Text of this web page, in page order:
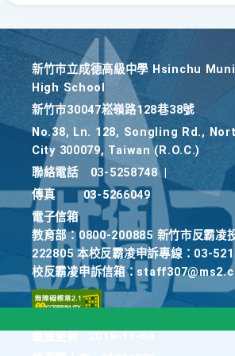
新竹巿立成德高級中學 Hsinchu
High School
新竹巿30047崧嶺路128巷38號
No.38, Ln. 128, Songling Rd.,
City 300079, Taiwan (R.O.C.)
聯絡電話
03-5258748
傳真
03-5266049
電子信箱
教育部：0800-200885 新竹市反霸凌
222805 本校反霸凌申訴專線：03-
校反霸凌申訴信箱：